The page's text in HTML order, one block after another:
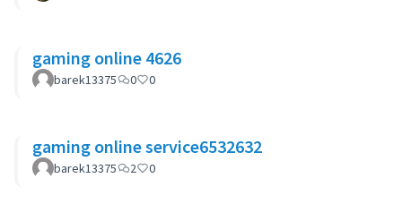
gaming online 4626
barek13375 0 0
gaming online service6532632
barek13375 2 0